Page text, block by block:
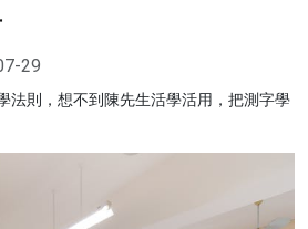
29
法則，想不到陳先生活學活用，把測字學